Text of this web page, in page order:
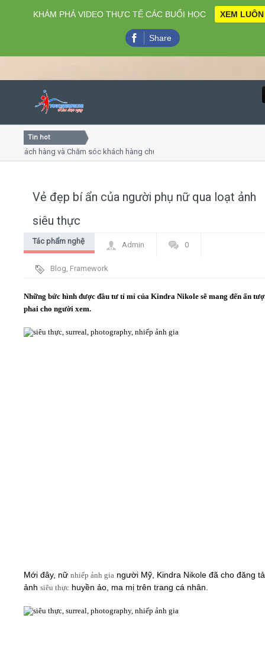
Close
Home
Video
Tin hot
hàng và Chăm sóc khách hàng chuyên nghiệp
Vẻ đẹp bí ẩn của người phụ nữ qua loạt ảnh
siêu thực
Tác phẩm nghệ
Admin 0
Blog, Framework
Những bức hình được đầu tư tỉ mỉ của Kindra Nikole sẽ mang đến ấn
phai cho người xem.
Mới đây, nữ nhiếp ảnh gia người Mỹ, Kindra Nikole đã cho đăng
ảnh siêu thực huyền ảo, ma mị trên trang cá nhân.
KHÁM PHÁ VIDEO THỰC TẾ CÁC BUỔI HỌC XEM LUÔN
Share